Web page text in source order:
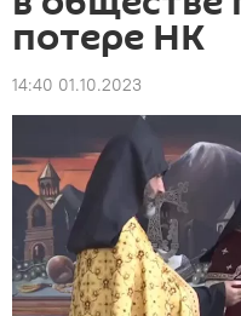
потере НК
14:40 01.10.2023